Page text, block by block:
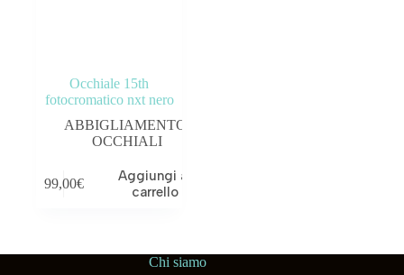
OUTLET
Occhiale 15th
fotocromatico nxt nero
ABBIGLIAMENTO
OCCHIALI
99,00€
Aggiungi al
carrello
Chi siamo